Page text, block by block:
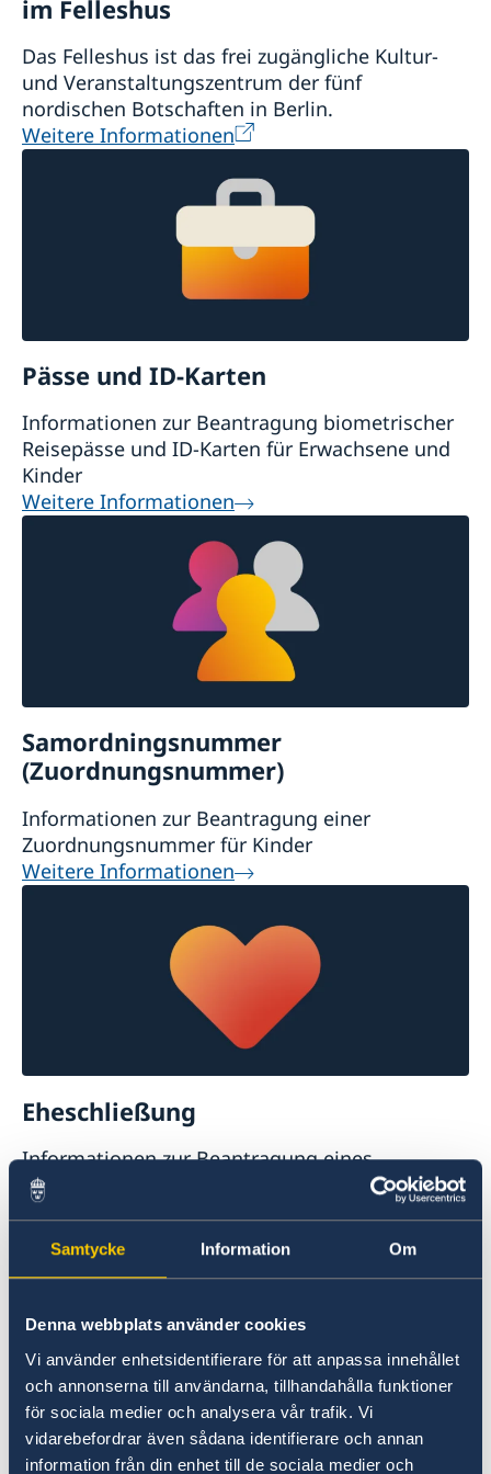
Samtycke Information Om
Denna webbplats använder cookies
Vi använder enhetsidentifierare för att anpassa innehållet
och annonserna till användarna, tillhandahålla funktioner
för sociala medier och analysera vår trafik. Vi
vidarebefordrar även sådana identifierare och annan
information från din enhet till de sociala medier och
im Felleshus
Das Felleshus ist das frei zugängliche Kultur-
und Veranstaltungszentrum der fünf
nordischen Botschaften in Berlin.
Weitere Informationen
Pässe und ID-Karten
Informationen zur Beantragung biometrischer
Reisepässe und ID-Karten für Erwachsene und
Kinder
Weitere Informationen
Samordningsnummer
(Zuordnungsnummer)
Informationen zur Beantragung einer
Zuordnungsnummer für Kinder
Weitere Informationen
Eheschließung
Informationen zur Beantragung eines
Ehefähigkeitszeugnisses für schwedische
Staatsangehörige
Weitere Informationen
Häufige Fragen
Aufenthaltsrecht /
Aufenthaltserlaubnis
Staatsangehörige von EU-
Mitgliedstaatenhaben das Recht, ohne
Aufenthaltsgenehmigung in Schweden zu
Adressen
Hier finden Sie Adressen zu schwedischen
Einfuhr und Zollbestimmungen
Erbrecht und Nachlass